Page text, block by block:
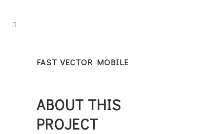
FAST VECTOR MOBILE
ABOUT THIS
PROJECT